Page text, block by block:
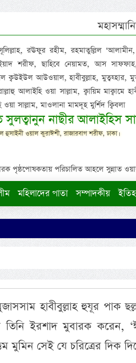
রঊফুর রহীম, রহমাতুল্লিল ‘আলামীন,
শরীফ, ছাহিবে নেয়ামত, আস
আউওয়াল, হাবীবুল্লাহ, মুত্বহ্হার,
আলাইহি ওয়া সাল্লাম, ক্বায়িম মাক্বামে
ওয়া সাল্লাম, মাওলানা মামদূহ মুর্শিদ ক্বিবলা
সুলত্বানুন নাছীর আলাইহিস
হুসাইনী ওয়াল কুরাঈশী, রাজারবাগ শরীফ, ঢাকা।
পৃষ্ঠপোষকতায় পরিচালিত আহলে সুন্নাত
মহিলাদের পাতা সম্পাদকীয়
হাবীবুল্লাহ হুযূর পাক
তিনি ইরশাদ মুবারক করেন,
মুমিন সেই যে চরিত্রের দিক